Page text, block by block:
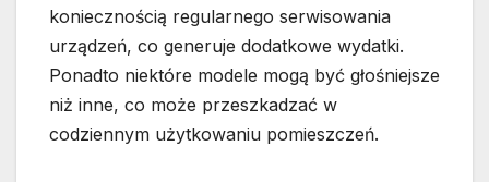
koniecznością regularnego serwisowania
urządzeń, co generuje dodatkowe wydatki.
Ponadto niektóre modele mogą być głośniejsze
niż inne, co może przeszkadzać w
codziennym użytkowaniu pomieszczeń.